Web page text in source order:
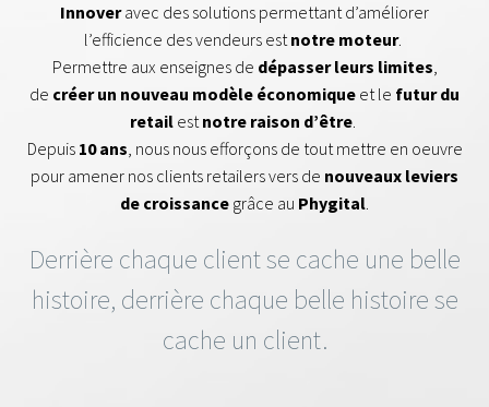
Innoveravec des solutions permettant d’améliorer
l’efficience des vendeurs estnotre moteur.
Permettre aux enseignes de dépasser leurs limites,
de créer un nouveau modèle économique et le futur du
retail estnotre raison d’être.
Depuis 10 ans, nous nous efforçons de tout mettre en oeuvre
pour amener nos clients retailers vers de nouveaux leviers
de croissance grâce au Phygital.
Derrière chaque client se cache une belle
histoire, derrière chaque belle histoire se
cache un client.